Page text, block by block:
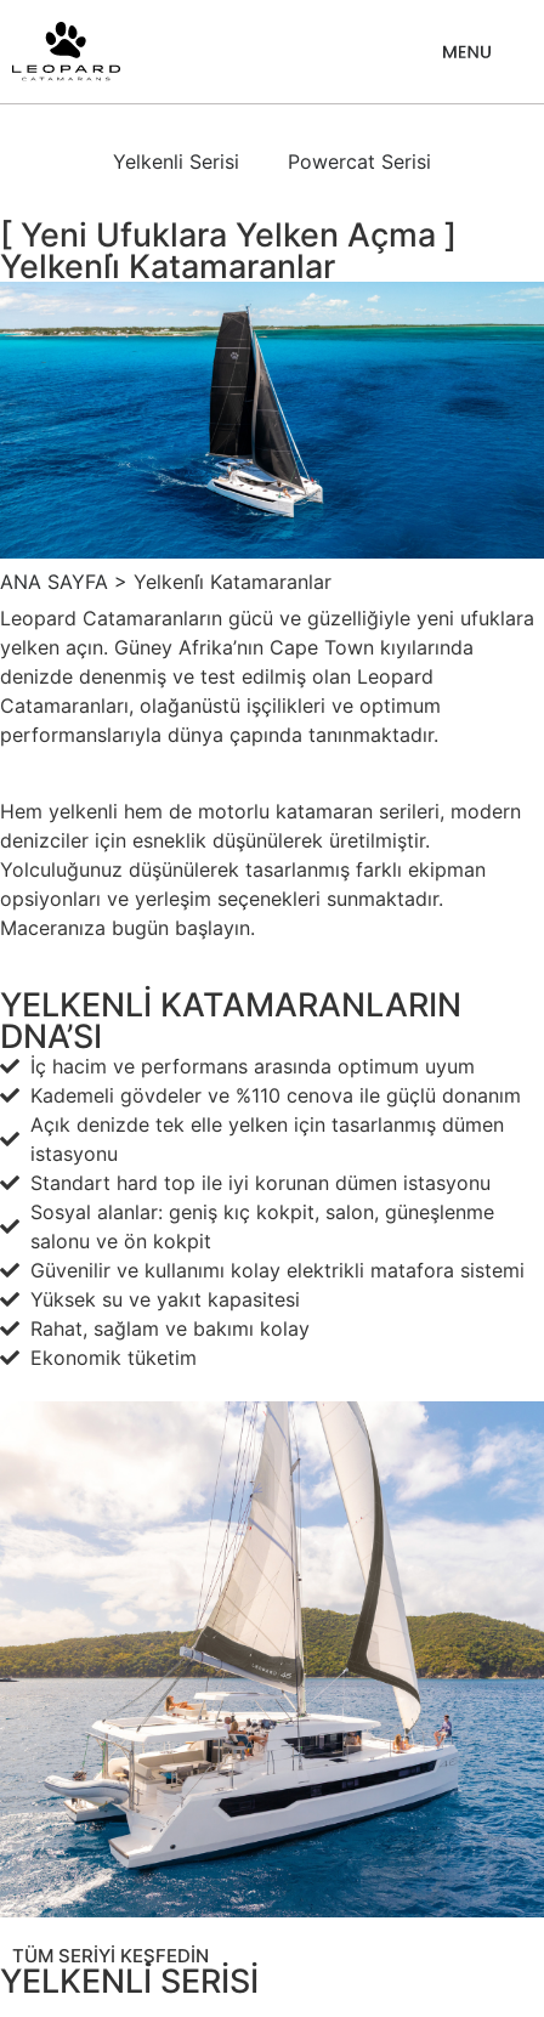
Yelkenli Serisi Powercat Serisi
[ Yeni Ufuklara Yelken Açma ]
Yelkenli̇ Katamaranlar
ANA SAYFA > Yelkenli̇ Katamaranlar
Leopard Catamaranların gücü ve güzelliğiyle yeni ufuklara
yelken açın. Güney Afrika’nın Cape Town kıyılarında
denizde denenmiş ve test edilmiş olan Leopard
Catamaranları, olağanüstü işçilikleri ve optimum
performanslarıyla dünya çapında tanınmaktadır.
Hem yelkenli hem de motorlu katamaran serileri, modern
denizciler için esneklik düşünülerek üretilmiştir.
Yolculuğunuz düşünülerek tasarlanmış farklı ekipman
opsiyonları ve yerleşim seçenekleri sunmaktadır.
Maceranıza bugün başlayın.
YELKENLİ KATAMARANLARIN
DNA’SI
İç hacim ve performans arasında optimum uyum
Kademeli gövdeler ve %110 cenova ile güçlü donanım
Açık denizde tek elle yelken için tasarlanmış dümen
istasyonu
Standart hard top ile iyi korunan dümen istasyonu
Sosyal alanlar: geniş kıç kokpit, salon, güneşlenme
salonu ve ön kokpit
Güvenilir ve kullanımı kolay elektrikli matafora sistemi
Yüksek su ve yakıt kapasitesi
Rahat, sağlam ve bakımı kolay
Ekonomik tüketim
TÜM SERİYİ KEŞFEDİN
YELKENLİ SERİSİ